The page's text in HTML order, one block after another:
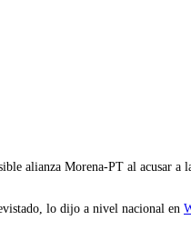
alianza Morena-PT al acusar
lo dijo a nivel nacional en